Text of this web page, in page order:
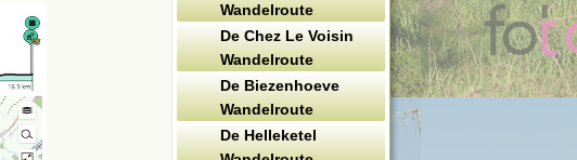
Wandelroute
De Chez Le Voisin
Wandelroute
De Biezenhoeve
Wandelroute
De Helleketel